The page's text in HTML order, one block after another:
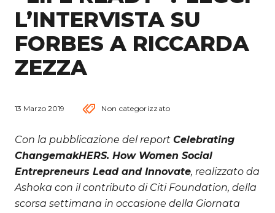
L’INTERVISTA SU
FORBES A RICCARDA
ZEZZA
13 Marzo 2019 Non categorizzato
Con la pubblicazione del report Celebrating
ChangemakHERS. How Women Social
Entrepreneurs Lead and Innovate, realizzato da
Ashoka con il contributo di Citi Foundation, della
scorsa settimana in occasione della Giornata